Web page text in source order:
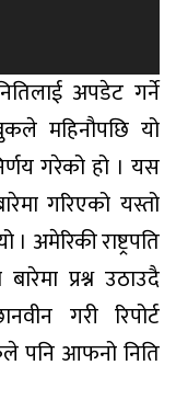
अपडेट गर्ने
महिनौपछि यो
गरेको हो । यस
गरिएको यस्तो
अमेरिकी राष्ट्रपति
प्रश्न उठाउदै
गरी रिपोर्ट
पनि आफनो निति